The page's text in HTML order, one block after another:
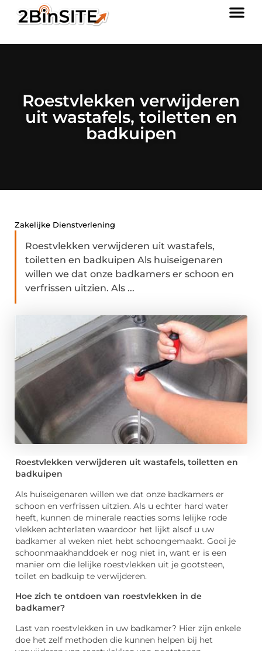
Roestvlekken verwijderen
uit wastafels, toiletten en
badkuipen
Zakelijke Dienstverlening
Roestvlekken verwijderen uit wastafels,
toiletten en badkuipen Als huiseigenaren
willen we dat onze badkamers er schoon en
verfrissen uitzien. Als ...
Roestvlekken verwijderen uit wastafels, toiletten en
badkuipen
Als huiseigenaren willen we dat onze badkamers er
schoon en verfrissen uitzien. Als u echter hard water
heeft, kunnen de minerale reacties soms lelijke rode
vlekken achterlaten waardoor het lijkt alsof u uw
badkamer al weken niet hebt schoongemaakt. Gooi je
schoonmaakhanddoek er nog niet in, want er is een
manier om die lelijke roestvlekken uit je gootsteen,
toilet en badkuip te verwijderen.
Hoe zich te ontdoen van roestvlekken in de
badkamer?
Last van roestvlekken in uw badkamer? Hier zijn enkele
doe het zelf methoden die kunnen helpen bij het